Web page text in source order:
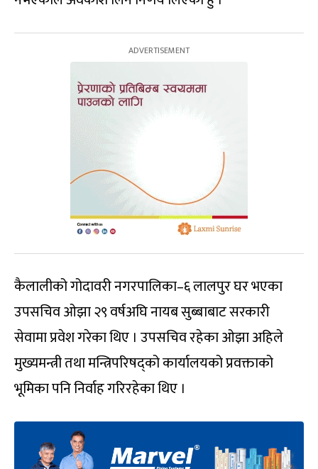
कैलालीको गोदावरी नगरपालिका–६ लालपुर घर भएका
उपसचिव ओझा २९ वर्षअघि नायब सुब्बाबाट सरकारी
सेवामा प्रवेश गरेका थिए । उपसचिव रहेका ओझा अहिले
मुख्यमन्त्री तथा मन्त्रिपरिषद्को कार्यालयको प्रवक्ताको
भूमिका पनि निर्वाह गरिरहेका थिए ।